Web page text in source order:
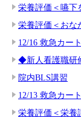
栄養評価＜嚥下
栄養評価＜おな
12/16 救急カー
◆新人看護職研
院内BLS講習
12/13 救急カー
栄養評価＜栄養